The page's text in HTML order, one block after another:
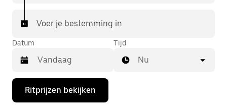
Voer je bestemming in
Datum
Druk
de
Tijd
Nu
Ritprijzen bekijken